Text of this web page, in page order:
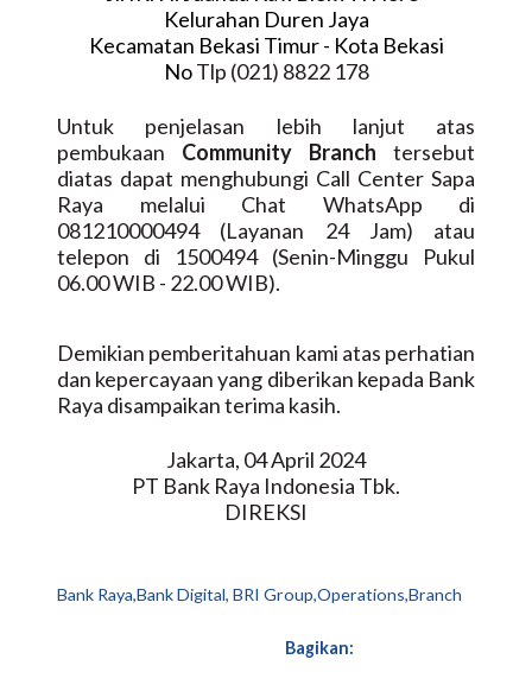
Kelurahan Duren Jaya
Kecamatan Bekasi Timur - Kota Bekasi
NoTlp (021) 8822 178
Untuk penjelasan lebih lanjut atas
pembukaan Community Branch tersebut
diatas dapat menghubungi Call Center Sapa
Raya melalui Chat WhatsApp di
081210000494 (Layanan 24 Jam) atau
telepon di 1500494 (Senin-Minggu Pukul
06.00 WIB - 22.00 WIB).
Demikian pemberitahuan kami atas perhatian
dan kepercayaan yang diberikan kepada Bank
Raya disampaikan terima kasih.
Jakarta, 04 April 2024
PT Bank Raya Indonesia Tbk.
DIREKSI
Bank Raya,Bank Digital, BRI Group,Operations,Branch
Bagikan: